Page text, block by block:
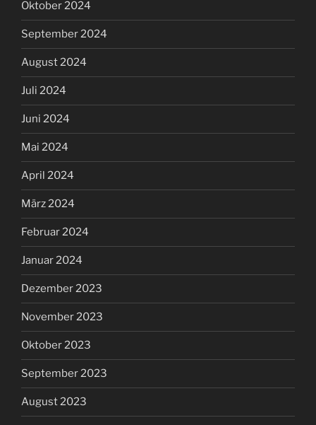
Oktober 2024
September 2024
August 2024
Juli 2024
Juni 2024
Mai 2024
April 2024
März 2024
Februar 2024
Januar 2024
Dezember 2023
November 2023
Oktober 2023
September 2023
August 2023